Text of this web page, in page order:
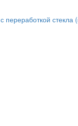
стекла